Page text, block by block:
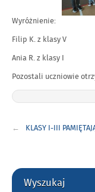
Wyróżnienie:
Filip K. z klasy V
Ania R. z klasy I
Pozostali uczniowie
wpisuKLASY I-III
Gorne
Wyszukaj